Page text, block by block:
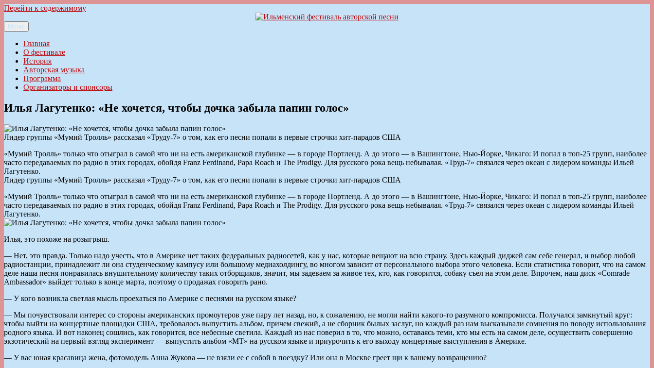
Перейти к содержимому
Ильменский фестиваль авторской песни
Меню
Главная
О фестивале
История
Авторская музыка
Программа
Организаторы и спонсоры
Илья Лагутенко: «Не хочется, чтобы дочка забыла папин голос»
Лидер группы «Мумий Тролль» рассказал «Труду-7» о том, как его песни попали в первые строчки хит-парадов США
«Мумий Тролль» только что отыграл в самой что ни на есть американской глубинке — в городе Портленд. А до этого — в Вашингтоне, Нью-Йорке, Чикаго: И попал в топ-25 групп, наиболее
часто передаваемых по радио в этих городах, обойдя Franz Ferdinand, Papa Roach и The Prodigy. Для русского рока вещь небывалая. «Труд-7» связался через океан с лидером команды Ильей
Лагутенко.
Лидер группы «Мумий Тролль» рассказал «Труду-7» о том, как его песни попали в первые строчки хит-парадов США
«Мумий Тролль» только что отыграл в самой что ни на есть американской глубинке — в городе Портленд. А до этого — в Вашингтоне, Нью-Йорке, Чикаго: И попал в топ-25 групп, наиболее
часто передаваемых по радио в этих городах, обойдя Franz Ferdinand, Papa Roach и The Prodigy. Для русского рока вещь небывалая. «Труд-7» связался через океан с лидером команды Ильей
Лагутенко.
Илья, это похоже на розыгрыш.
— Нет, это правда. Только надо учесть, что в Америке нет таких федеральных радиосетей, как у нас, которые вещают на всю страну. Здесь каждый диджей сам себе генерал, и выбор любой
радиостанции, принадлежит ли она студенческому кампусу или большому медиахолдингу, во многом зависит от персонального выбора этого человека. Если статистика говорит, что на самом
деле наша песня понравилась внушительному количеству таких отборщиков, значит, мы задеваем за живое тех, кто, как говорится, собаку съел на этом деле. Впрочем, наш диск «Comrade
Ambassador» выйдет только в конце марта, поэтому о продажах говорить рано.
— У кого возникла светлая мысль проехаться по Америке с песнями на русском языке?
— Мы почувствовали интерес со стороны американских промоутеров уже пару лет назад, но, к сожалению, не могли найти какого-то разумного компромисса. Получался замкнутый круг:
чтобы выйти на концертные площадки США, требовалось выпустить альбом, причем свежий, а не сборник былых заслуг, но каждый раз нам высказывали сомнения по поводу использования
родного языка. И вот наконец сошлись, как говорится, все небесные светила. Каждый из нас поверил в то, что можно, оставаясь теми, кто мы есть на самом деле, осуществить совершенно
экзотический на первый взгляд эксперимент — выпустить альбом «МТ» на русском языке и приурочить к его выходу концертные выступления в Америке.
— У вас юная красавица жена, фотомодель Анна Жукова — не взяли ее с собой в поездку? Или она в Москве греет щи к вашему возвращению?